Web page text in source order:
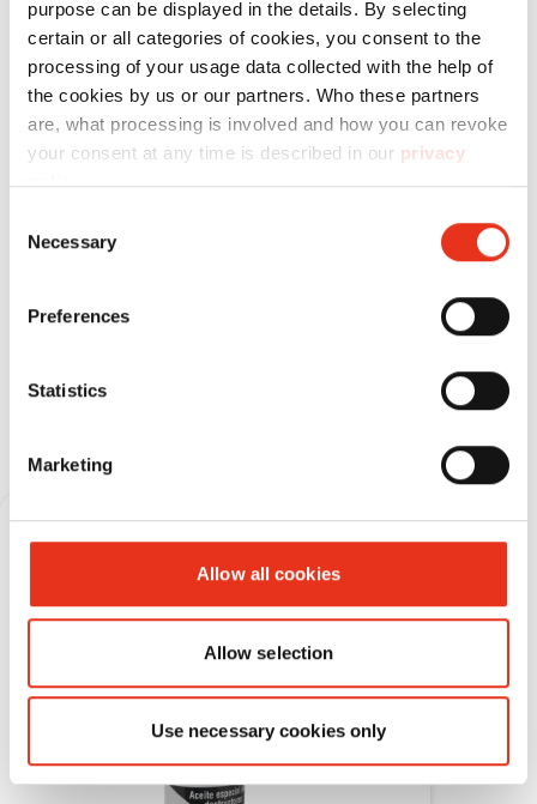
purpose can be displayed in the details. By selecting
certain or all categories of cookies, you consent to the
processing of your usage data collected with the help of
the cookies by us or our partners. Who these partners
are, what processing is involved and how you can revoke
your consent at any time is described in our privacy
policy.
Selection
Necessary
Preferences
Statistics
Marketing
Allow all cookies
Allow selection
Use necessary cookies only
x 30 mm
Расходные материалы